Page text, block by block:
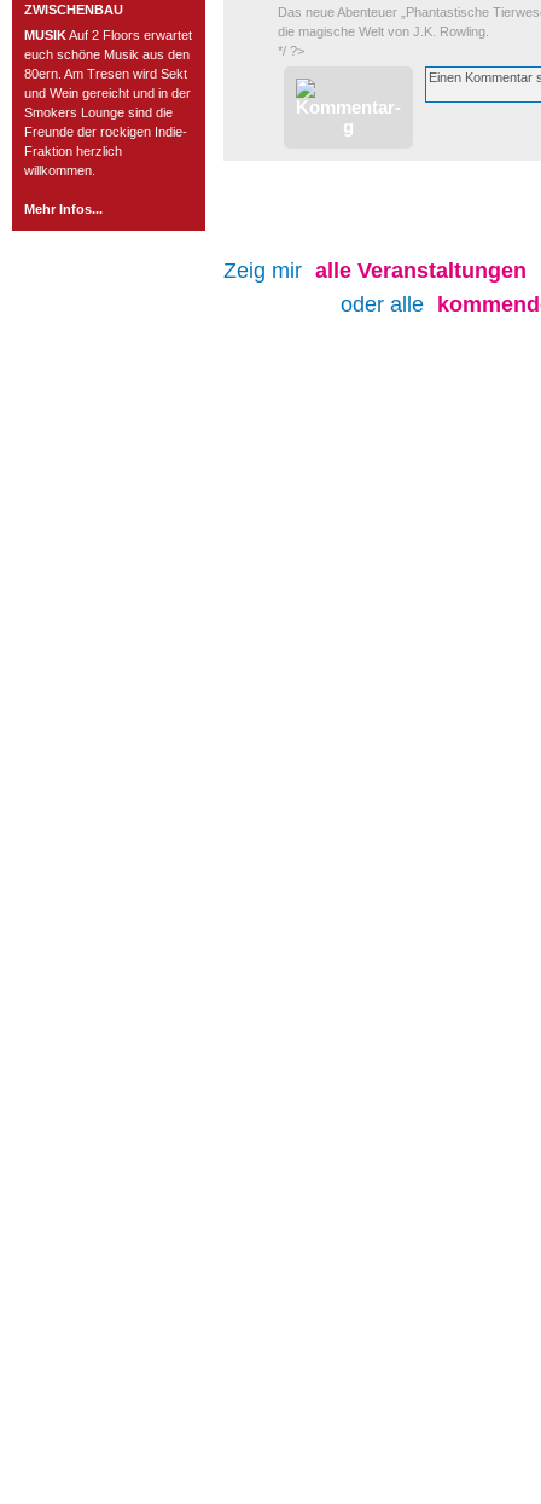
ZWISCHENBAU
MUSIKAuf 2 Floors erwartet
euch schöne Musik aus den
80ern. Am Tresen wird Sekt
und Wein gereicht und in der
Smokers Lounge sind die
Freunde der rockigen Indie-
Fraktion herzlich
willkommen.
Mehr Infos...
Das neue Abenteuer „Phantastische
die magische Welt von J.K. Rowling.
*/ ?>
Zeig mir alle Veranstaltungen
oder alle